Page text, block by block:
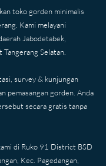
toko gorden minimalis
Kami melayani
Jabodetabek,
Selatan.
survey & kunjungan
pemasangan gorden. Anda
secara gratis tanpa
di Ruko 91 District BSD
Kec. Pagedangan,